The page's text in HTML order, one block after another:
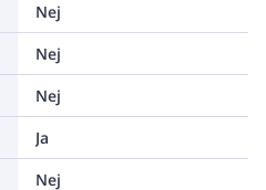
Nej
Nej
Nej
Ja
Nej